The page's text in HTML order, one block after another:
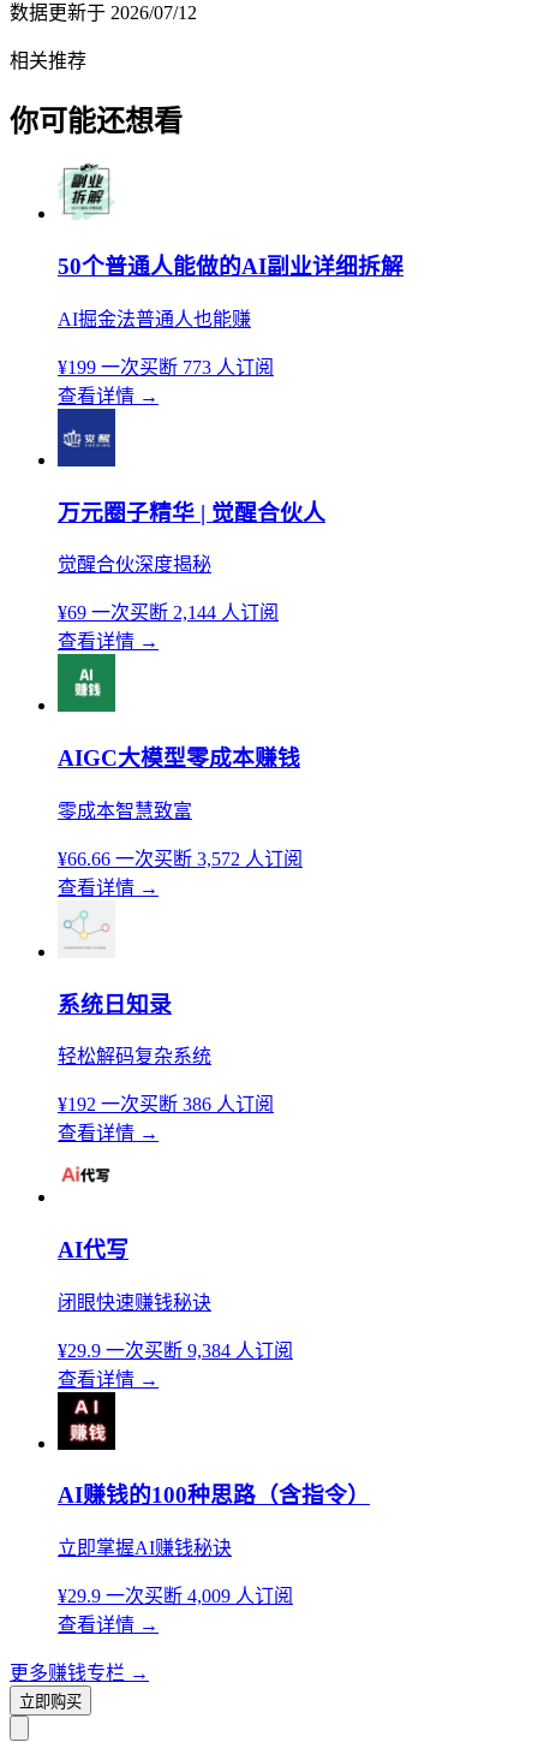
数据更新于 2026/07/12
相关推荐
你可能还想看
50个普通人能做的AI副业详细拆解
AI掘金法普通人也能赚
¥199 一次买断 773 人订阅
查看详情 →
万元圈子精华 | 觉醒合伙人
觉醒合伙深度揭秘
¥69 一次买断 2,144 人订阅
查看详情 →
AIGC大模型零成本赚钱
零成本智慧致富
¥66.66 一次买断 3,572 人订阅
查看详情 →
系统日知录
轻松解码复杂系统
¥192 一次买断 386 人订阅
查看详情 →
AI代写
闭眼快速赚钱秘诀
¥29.9 一次买断 9,384 人订阅
查看详情 →
AI赚钱的100种思路（含指令）
立即掌握AI赚钱秘诀
¥29.9 一次买断 4,009 人订阅
查看详情 →
更多赚钱专栏 →
立即购买